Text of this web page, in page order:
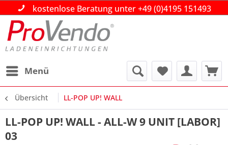
kostenlose Beratung unter +49 (0)4195 151493
Über 30 Jahre Ihr Partner im Gross- und
Einzelhandel!
Menü
kostenlose Beratung unter +49 (0)4195 151493
Über 30 Jahre Ihr Partner im Gross- und
Einzelhandel!
Übersicht LL-POP UP! WALL
LL-POP UP! WALL - ALL-W 9 UNIT [LABOR]
03
kostenlose Beratung unter +49 (0)4195 151493
Über 30 Jahre Ihr Partner im Gross- und
Einzelhandel!